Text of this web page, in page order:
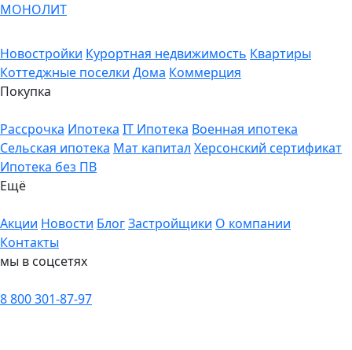
МОНОЛИТ
Новостройки Курортная недвижимость Квартиры
Коттеджные поселки Дома Коммерция
Покупка
Рассрочка Ипотека IT Ипотека Военная ипотека
Сельская ипотека Мат капитал Херсонский сертификат
Ипотека без ПВ
Ещё
Акции Новости БлогЗастройщики О компании
Контакты
мы в соцсетях
8 800 301-87-97